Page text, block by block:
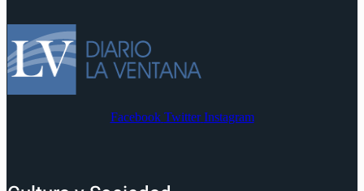
Facebook Twitter Instagram